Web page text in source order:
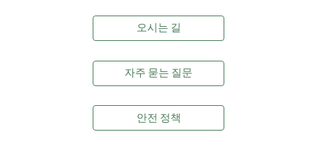
오시는 길
자주 묻는 질문
안전 정책